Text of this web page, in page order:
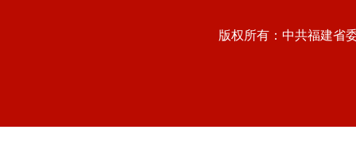
版权所有：中共福建省